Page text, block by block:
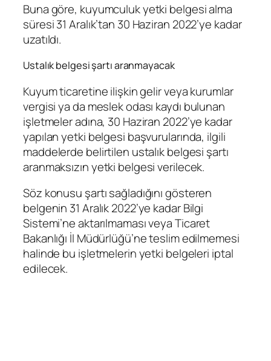
Buna göre, kuyumculuk yetki belgesi alma
süresi 31 Aralık’tan 30 Haziran 2022’ye kadar
uzatıldı.
Ustalık belgesi şartı aranmayacak
Kuyum ticaretine ilişkin gelir veya kurumlar
vergisi ya da meslek odası kaydı bulunan
işletmeler adına, 30 Haziran 2022’ye kadar
yapılan yetki belgesi başvurularında, ilgili
maddelerde belirtilen ustalık belgesi şartı
aranmaksızın yetki belgesi verilecek.
Söz konusu şartı sağladığını gösteren
belgenin 31 Aralık 2022’ye kadar Bilgi
Sistemi’ne aktarılmaması veya Ticaret
Bakanlığı İl Müdürlüğü’ne teslim edilmemesi
halinde bu işletmelerin yetki belgeleri iptal
edilecek.